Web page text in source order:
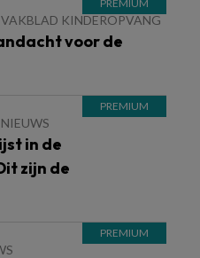
VAKBLAD KINDEROPVANG
voor de
NIEUWS
in de
zijn de